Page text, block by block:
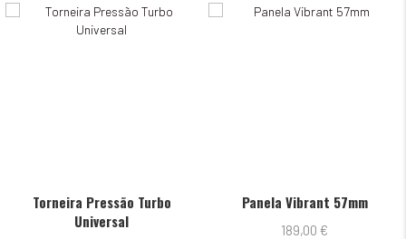
Torneira Pressão Turbo
Universal
Panela Vibrant 57mm
189,00 €